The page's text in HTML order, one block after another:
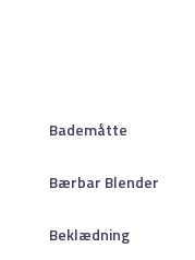
Bademåtte
Bærbar Blender
Beklædning